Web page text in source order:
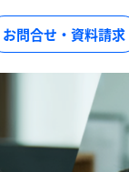
お問合せ・資料請求